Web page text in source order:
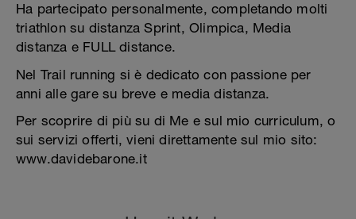
Ha partecipato personalmente, completando molti
triathlon su distanza Sprint, Olimpica, Media
distanza e FULL distance.
Nel Trail running si è dedicato con passione per
anni alle gare su breve e media distanza.
Per scoprire di più su di Me e sul mio curriculum, o
sui servizi offerti, vieni direttamente sul mio sito:
www.davidebarone.it